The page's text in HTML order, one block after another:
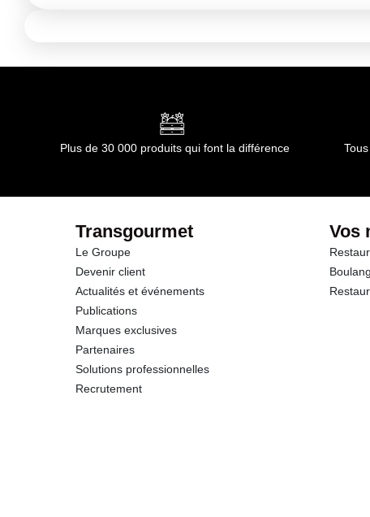
Plus de 30 000 produits qui font la différence
Transgourmet
Le Groupe
Devenir client
Actualités et événements
Publications
Marques exclusives
Partenaires
Solutions professionnelles
Recrutement
Vos